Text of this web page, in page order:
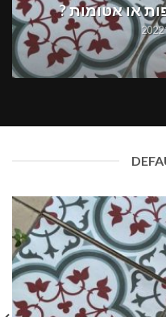
או אטומות ?